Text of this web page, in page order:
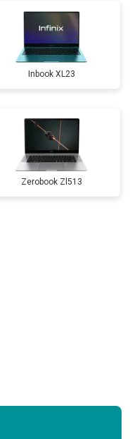
от 3990 ₽
Inbook XL23
Zerobook Zl513